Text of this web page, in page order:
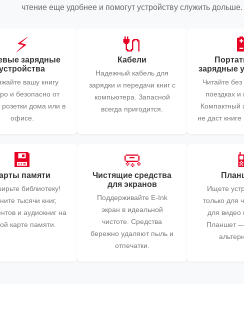
чтение еще удобнее и помогут устройству служить дольше.
⚡
зарядные
вашу книгу
и безопасно от
дома или в
офисе.
🔌
Кабели
Надежный кабель для
зарядки и передачи книг с
компьютера. Запасной
всегда пригодится.
зарядные
Читайте
поездках и
Компактный
не даст книге
💾
памяти
библиотеку!
тысячи книг,
и аудиокниг на
карте памяти.
🧼
Чистящие средства
для экранов
Поддерживайте E-Ink
экран в идеальной
чистоте. Средства
бережно удаляют пыль и
отпечатки.
📱
Ищете
только для
для видео
Планшет —